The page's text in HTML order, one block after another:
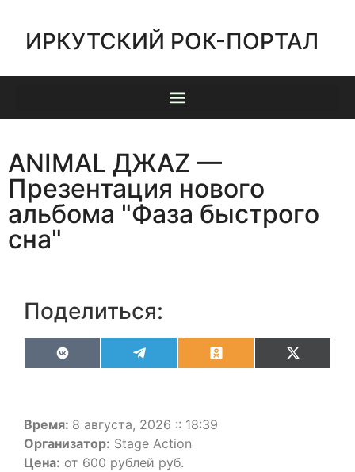
ИРКУТСКИЙ РОК-ПОРТАЛ
ANIMAL ДЖАZ —
Презентация нового
альбома "Фаза быстрого
сна"
Поделиться:
VK OdnoklassnikiX
(Twitter)
Время: 8 августа, 2026 :: 18:39
Организатор: Stage Action
Цена: от 600 рублей руб.